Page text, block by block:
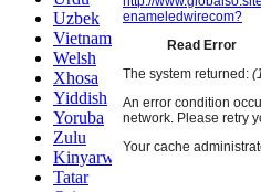
Uzbek
Vietnamese
Welsh
Xhosa
Yiddish
Yoruba
Zulu
Kinyarwanda
Tatar